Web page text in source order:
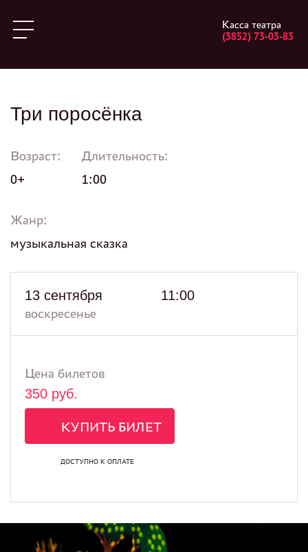
Касса театра
(3852) 73-03-83
Три поросёнка
Возраст:
0+
Длительность:
1:00
Жанр:
музыкальная сказка
13 сентября
воскресенье
11:00
Цена билетов
350 руб.
КУПИТЬ БИЛЕТ
ДОСТУПНО К ОПЛАТЕ